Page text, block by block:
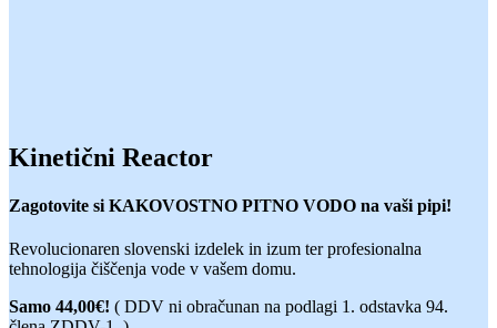
Kinetični Reactor
Zagotovite si KAKOVOSTNO PITNO VODO na vaši pipi!
Revolucionaren slovenski izdelek in izum ter profesionalna
tehnologija čiščenja vode v vašem domu.
Samo 44,00€! ( DDV ni obračunan na podlagi 1. odstavka 94.